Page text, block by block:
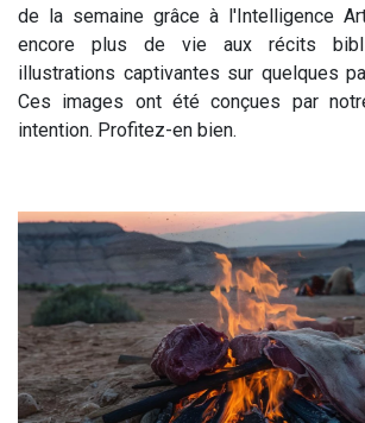
de la semaine grâce à l'Intelligence
encore plus de vie aux récits
illustrations captivantes sur quelques
Ces images ont été conçues par
intention. Profitez-en bien.